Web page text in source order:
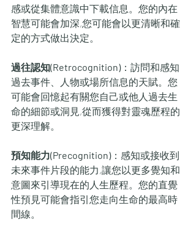
感或從集體意識中下載信息。您的內在
智慧可能會加深,您可能會以更清晰和確
定的方式做出決定。
過往認知(Retrocognition)：訪問和感知
過去事件、人物或場所信息的天賦。您
可能會回憶起有關您自己或他人過去生
命的細節或洞見,從而獲得對靈魂歷程的
更深理解。
預知能力(Precognition)：感知或接收到
未來事件片段的能力,讓您以更多覺知和
意圖來引導現在的人生歷程。您的直覺
性預見可能會指引您走向生命的最高時
間線。